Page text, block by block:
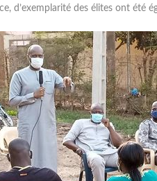
d’exemplarité des élites ont été